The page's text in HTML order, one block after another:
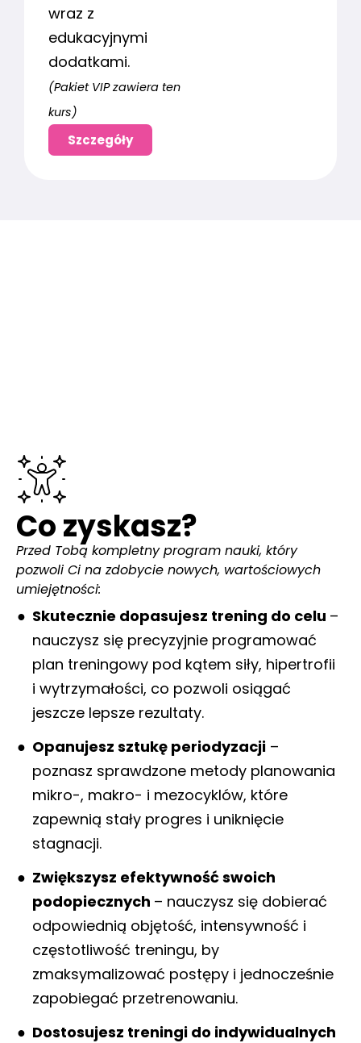
wraz z
edukacyjnymi
dodatkami.
(Pakiet VIP zawiera ten
kurs)
Szczegóły
Co zyskasz?
Przed Tobą kompletny program nauki, który
pozwoli Ci na zdobycie nowych, wartościowych
umiejętności:
Skutecznie dopasujesz trening do celu –
nauczysz się precyzyjnie programować
plan treningowy pod kątem siły, hipertrofii
i wytrzymałości, co pozwoli osiągać
jeszcze lepsze rezultaty.
Opanujesz sztukę periodyzacji –
poznasz sprawdzone metody planowania
mikro-, makro- i mezocyklów, które
zapewnią stały progres i uniknięcie
stagnacji.
Zwiększysz efektywność swoich
podopiecznych – nauczysz się dobierać
odpowiednią objętość, intensywność i
częstotliwość treningu, by
zmaksymalizować postępy i jednocześnie
zapobiegać przetrenowaniu.
Dostosujesz treningi do indywidualnych